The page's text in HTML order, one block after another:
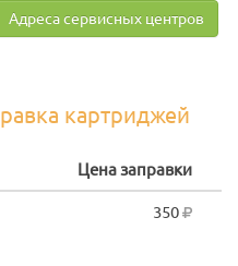
Адреса сервисных центров
картриджей
Цена заправки
350